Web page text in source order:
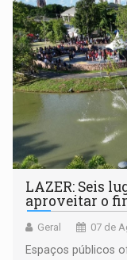
LAZER: Seis
aproveitar o
Geral 07 de
Espaços públicos